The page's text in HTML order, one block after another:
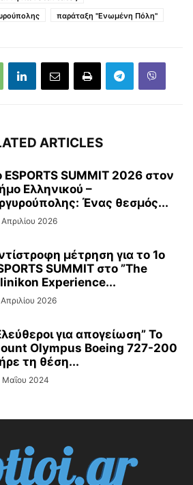
παράταξη "Ενωμένη Πόλη"
ARTICLES
ESPORTS SUMMIT 2026 στον
Ελληνικού –
Ένας θεσμός...
2026
μέτρηση για το 1ο
SUMMIT στο ”The
Experience...
2026
για απογείωση” Το
Olympus Boeing 727-200
τη θέση...
Μαΐου 2024